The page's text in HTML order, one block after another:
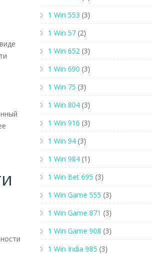
1 Win 553 (3)
1 Win 57 (2)
1 Win 652 (3)
1 Win 690 (3)
1 Win 75 (3)
1 Win 804 (3)
1 Win 916 (3)
1 Win 94 (3)
1 Win 984 (1)
1 Win Bet 695 (3)
1 Win Game 555 (3)
1 Win Game 871 (3)
1 Win Game 908 (3)
1 Win India 985 (3)